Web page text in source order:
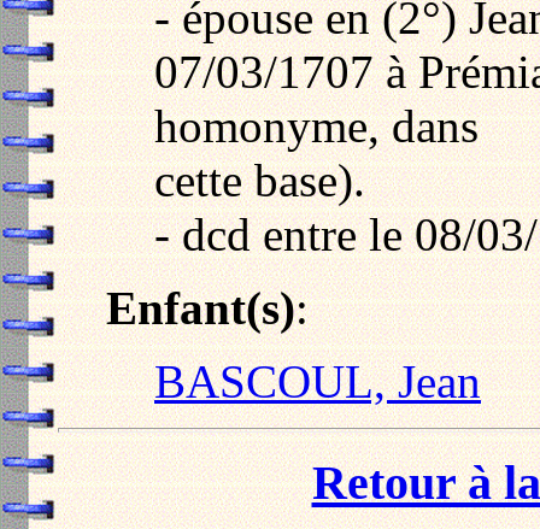
- épouse en (2°)
07/03/1707 à
homonyme, dans
cette base).
- dcd entre le 08/
Enfant(s):
BASCOUL, Jean
Retour à